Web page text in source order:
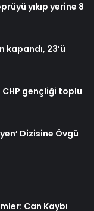
yıkıp yerine 8
23’ü
CHP gençliği toplu
Dizisine Övgü
Can Kaybı